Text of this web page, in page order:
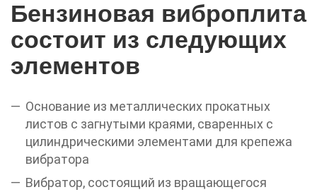
Бензиновая виброплита
состоит из следующих
элементов
Основание из металлических прокатных
листов с загнутыми краями, сваренных с
цилиндрическими элементами для крепежа
вибратора
Вибратор, состоящий из вращающегося